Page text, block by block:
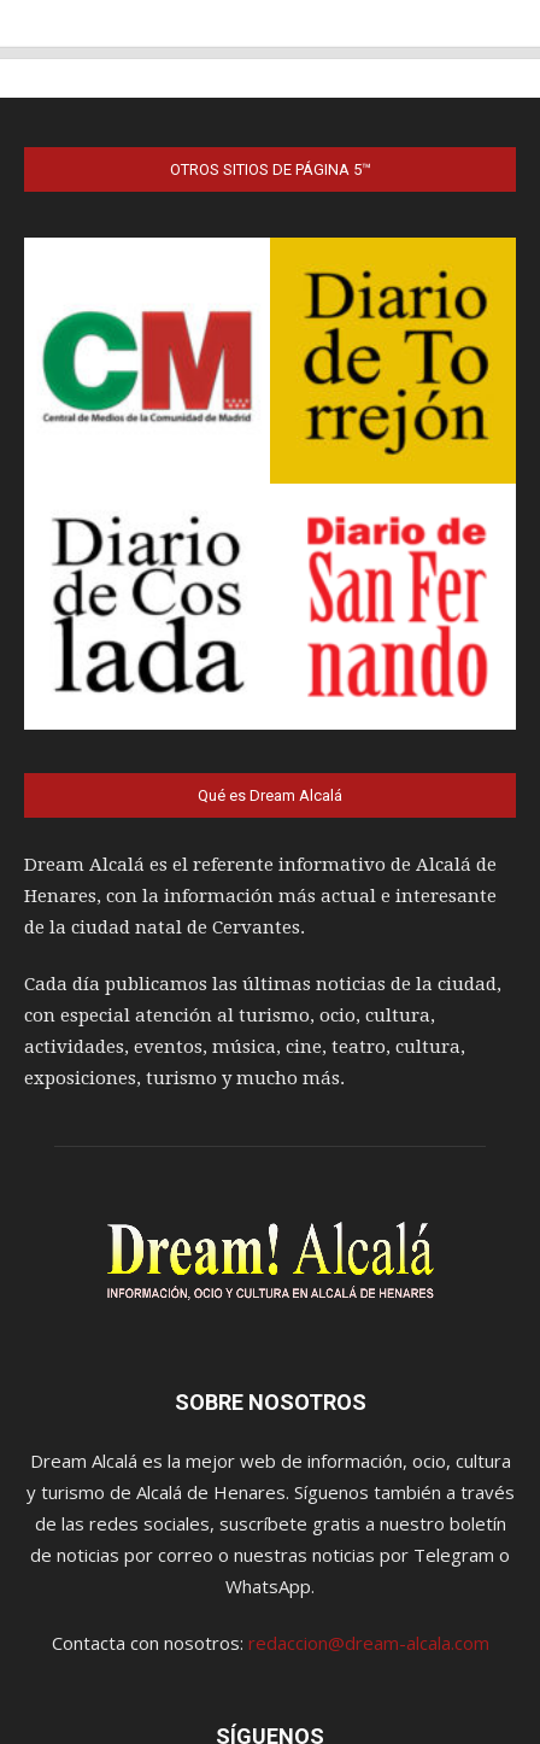
OTROS SITIOS DE PÁGINA 5™
Qué es Dream Alcalá
Dream Alcalá es el referente informativo de Alcalá de
Henares, con la información más actual e interesante
de la ciudad natal de Cervantes.
Cada día publicamos las últimas noticias de la ciudad,
con especial atención al turismo, ocio, cultura,
actividades, eventos, música, cine, teatro, cultura,
exposiciones, turismo y mucho más.
SOBRE NOSOTROS
Dream Alcalá es la mejor web de información, ocio, cultura
y turismo de Alcalá de Henares. Síguenos también a través
de las redes sociales, suscríbete gratis a nuestro boletín
de noticias por correo o nuestras noticias por Telegram o
WhatsApp.
Contacta con nosotros: redaccion@dream-alcala.com
SÍGUENOS